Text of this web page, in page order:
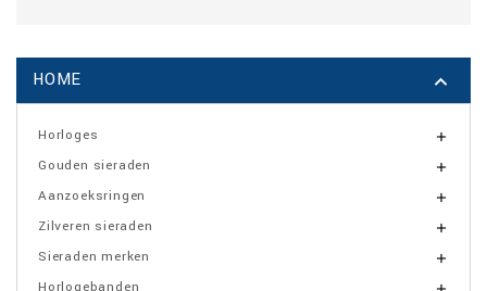
HOME 
Horloges 
Gouden sieraden 
Aanzoeksringen 
Zilveren sieraden 
Sieraden merken 